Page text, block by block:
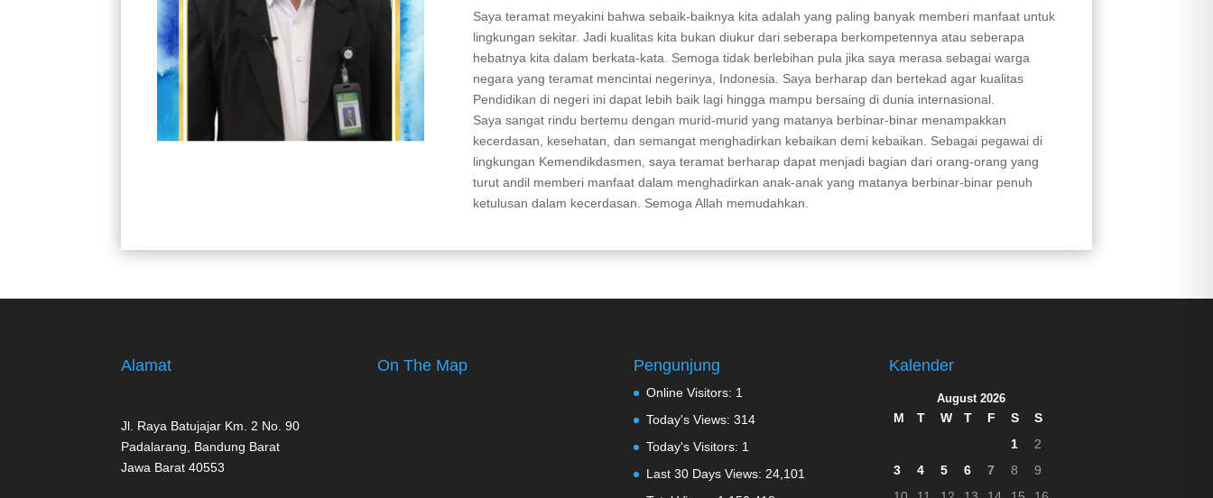
Saya teramat meyakini bahwa sebaik-baiknya kita adalah yang paling banyak memberi manfaat untuk
lingkungan sekitar. Jadi kualitas kita bukan diukur dari seberapa berkompetennya atau seberapa
hebatnya kita dalam berkata-kata. Semoga tidak berlebihan pula jika saya merasa sebagai warga
negara yang teramat mencintai negerinya, Indonesia. Saya berharap dan bertekad agar kualitas
Pendidikan di negeri ini dapat lebih baik lagi hingga mampu bersaing di dunia internasional.
Saya sangat rindu bertemu dengan murid-murid yang matanya berbinar-binar menampakkan
kecerdasan, kesehatan, dan semangat menghadirkan kebaikan demi kebaikan. Sebagai pegawai di
lingkungan Kemendikdasmen, saya teramat berharap dapat menjadi bagian dari orang-orang yang
turut andil memberi manfaat dalam menghadirkan anak-anak yang matanya berbinar-binar penuh
ketulusan dalam kecerdasan. Semoga Allah memudahkan.
Alamat
Jl. Raya Batujajar Km. 2 No. 90
Padalarang, Bandung Barat
Jawa Barat 40553
On The Map Pengunjung
Online Visitors: 1
Today's Views: 314
Today's Visitors: 1
Last 30 Days Views: 24,101
Kalender
August 2026
M T W T F S
S
1
2
3
4 5 6 7 8
9